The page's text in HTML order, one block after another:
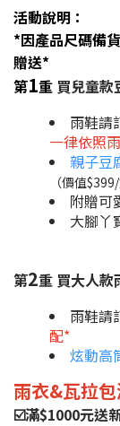
活動說明：
*因產品尺碼備
贈送*
第1重 買兒童款
雨鞋請
一律依照
親子豆
（價值$399/
附贈可
大腳丫
第2重 買大人款
雨鞋請
配*
炫動高
雨衣&瓦拉
☑️滿$1000元送